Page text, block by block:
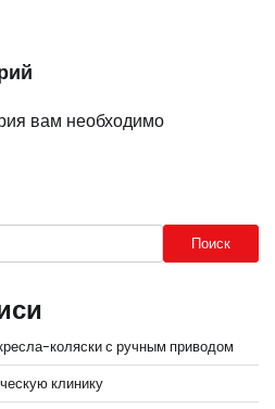
вам необходимо
Поиск
коляски с ручным приводом
клинику